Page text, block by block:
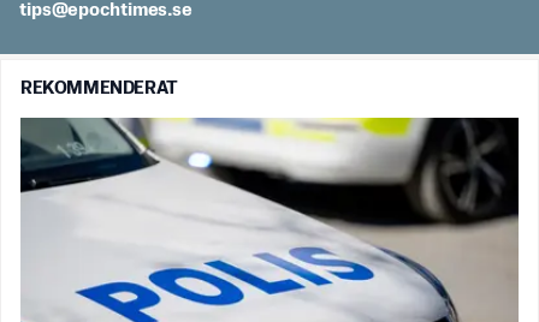
es.semithcope@spit
REKOMMENDERAT